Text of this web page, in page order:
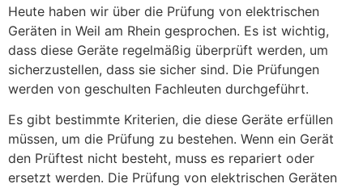
Heute haben wir über die Prüfung von elektrischen
Geräten in Weil am Rhein gesprochen. Es ist wichtig,
dass diese Geräte regelmäßig überprüft werden, um
sicherzustellen, dass sie sicher sind. Die Prüfungen
werden von geschulten Fachleuten durchgeführt.
Es gibt bestimmte Kriterien, die diese Geräte erfüllen
müssen, um die Prüfung zu bestehen. Wenn ein Gerät
den Prüftest nicht besteht, muss es repariert oder
ersetzt werden. Die Prüfung von elektrischen Geräten